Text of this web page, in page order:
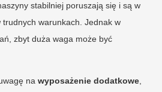
stabilniej poruszają się i są w
warunkach. Jednak w
zbyt duża waga może być
na wyposażenie dodatkowe,